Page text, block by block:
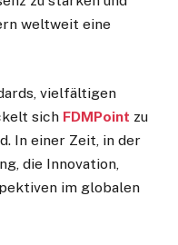
weltweit eine
vielfältigen
sich FDMPoint zu
In einer Zeit, in der
die Innovation,
im globalen